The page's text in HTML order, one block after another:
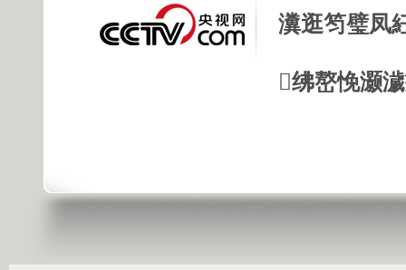
瀵逛笉璧凤
绋嶅悗灏